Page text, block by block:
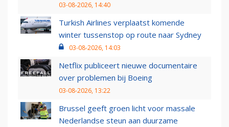
03-08-2026, 14:40
Turkish Airlines verplaatst komende
winter tussenstop op route naar Sydney
03-08-2026, 14:03
Netflix publiceert nieuwe documentaire
over problemen bij Boeing
03-08-2026, 13:22
Brussel geeft groen licht voor massale
Nederlandse steun aan duurzame